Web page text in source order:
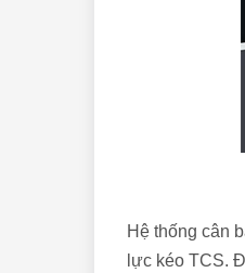
Hệ thống cân
lực kéo TCS.